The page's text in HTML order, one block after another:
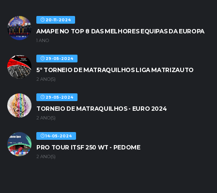
20-11-2024
AMAPE NO TOP 8 DAS MELHORES EQUIPAS DA EUROPA
1 ANO
29-05-2024
5º TORNEIO DE MATRAQUILHOS LIGA MATRIZAUTO
2 ANO(S)
29-05-2024
TORNEIO DE MATRAQUILHOS - EURO 2024
2 ANO(S)
14-05-2024
PRO TOUR ITSF 250 WT - PEDOME
2 ANO(S)